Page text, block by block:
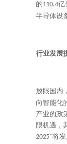
的110.4亿
半导体设
行业发展
放眼国内
向智能化
产业的政
限机遇，
2025”将